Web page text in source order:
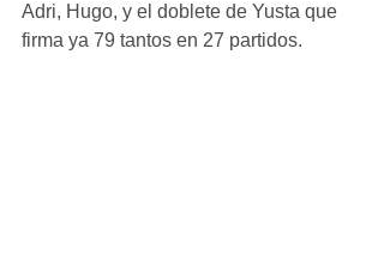
Adri, Hugo, y el doblete de Yusta que
firma ya 79 tantos en 27 partidos.